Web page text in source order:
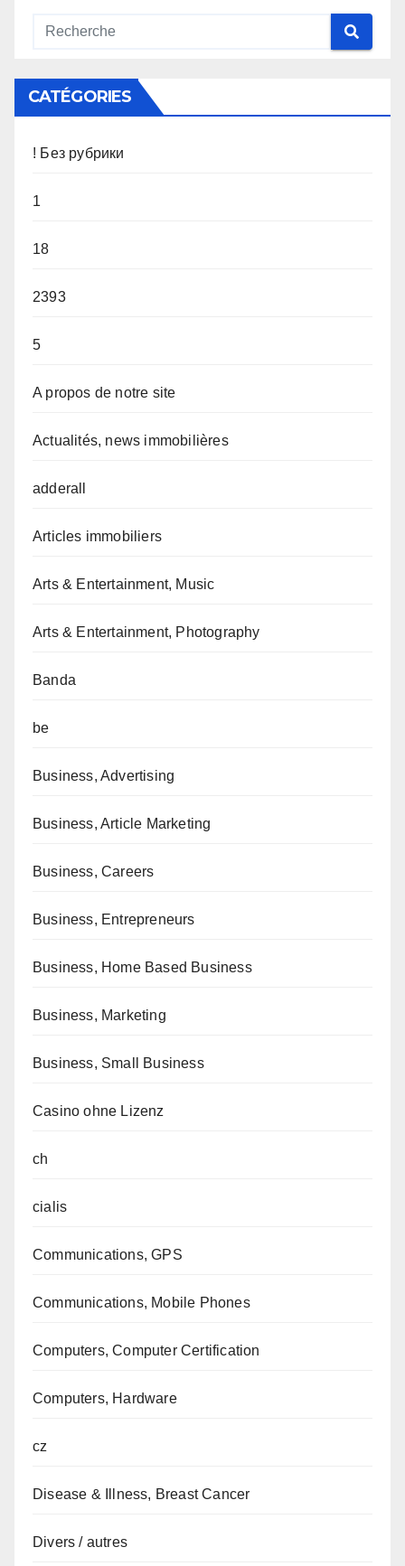
CATÉGORIES
! Без рубрики
1
18
2393
5
A propos de notre site
Actualités, news immobilières
adderall
Articles immobiliers
Arts & Entertainment, Music
Arts & Entertainment, Photography
Banda
be
Business, Advertising
Business, Article Marketing
Business, Careers
Business, Entrepreneurs
Business, Home Based Business
Business, Marketing
Business, Small Business
Casino ohne Lizenz
ch
cialis
Communications, GPS
Communications, Mobile Phones
Computers, Computer Certification
Computers, Hardware
cz
Disease & Illness, Breast Cancer
Divers / autres